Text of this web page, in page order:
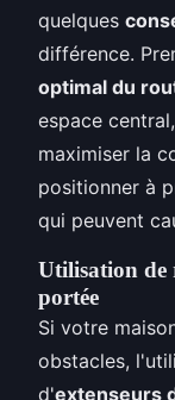
quelques
différence.
optimal du
espace
maximiser la
positionner à
qui peuvent
Utilisation de
portée
Si votre
obstacles,
d'extenseurs